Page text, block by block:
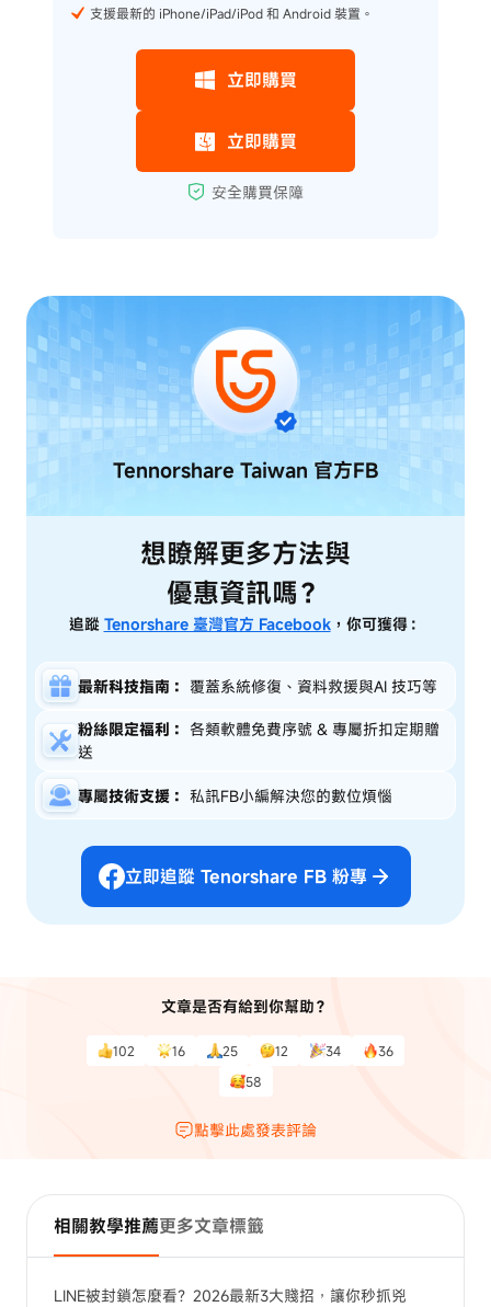
支援最新的 iPhone/iPad/iPod 和 Android 裝置。
Tennorshare Taiwan 官方FB
想瞭解更多方法與
優惠資訊嗎？
追蹤 Tenorshare 臺灣官方 Facebook，你可獲得：
最新科技指南： 覆蓋系統修復、資料救援與AI 技巧等
粉絲限定福利： 各類軟體免費序號 & 專屬折扣定期贈
送
專屬技術支援： 私訊FB小編解決您的數位煩惱
立即追蹤 Tenorshare FB 粉專
文章是否有給到你幫助？
102 16 25 12 34
36
58
點擊此處發表評論
相關教學推薦更多文章標籤
LINE被封鎖怎麼看？2026最新3大賤招，讓你秒抓兇